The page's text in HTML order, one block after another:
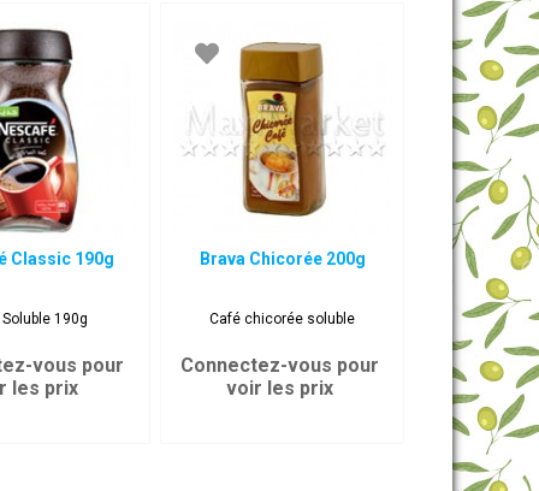
Classic 190g
190g
vous pour
les prix
Brava Chicorée 200g
Café chicorée soluble
Connectez-vous pour
voir les prix